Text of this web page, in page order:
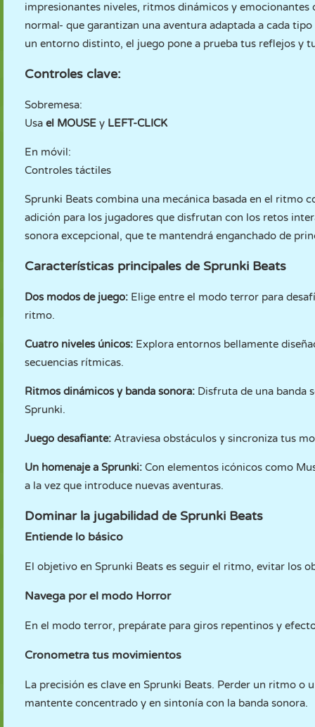
impresionantes niveles, ritmos dinámicos y emocionantes
normal- que garantizan una aventura adaptada a cada
un entorno distinto, el juego pone a prueba tus reflejos y
Controles clave:
Sobremesa:
Usa el MOUSE y LEFT-CLICK
En móvil:
Controles táctiles
Sprunki Beats combina una mecánica basada en el ritmo
adición para los jugadores que disfrutan con los retos
sonora excepcional, que te mantendrá enganchado de
Características principales de Sprunki Beats
Dos modos de juego: Elige entre el modo terror para
ritmo.
Cuatro niveles únicos: Explora entornos bellamente
secuencias rítmicas.
Ritmos dinámicos y banda sonora: Disfruta de una banda
Sprunki.
Juego desafiante: Atraviesa obstáculos y sincroniza tus
Un homenaje a Sprunki: Con elementos icónicos como
a la vez que introduce nuevas aventuras.
Dominar la jugabilidad de Sprunki Beats
Entiende lo básico
El objetivo en Sprunki Beats es seguir el ritmo, evitar los
Navega por el modo Horror
En el modo terror, prepárate para giros repentinos y
Cronometra tus movimientos
La precisión es clave en Sprunki Beats. Perder un ritmo
mantente concentrado y en sintonía con la banda sonora.